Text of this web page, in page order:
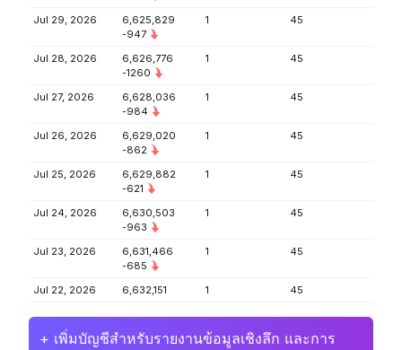
Jul 29, 2026
6,625,829
-947
1 45
Jul 28, 2026
6,626,776
-1260
1 45
Jul 27, 2026
6,628,036
-984
1 45
Jul 26, 2026
6,629,020
-862
1 45
Jul 25, 2026
6,629,882
-621
1 45
Jul 24, 2026
6,630,503
-963
1 45
Jul 23, 2026
6,631,466
-685
1 45
Jul 22, 2026 6,632,151 1 45
+ เพิ่มบัญชีสำหรับรายงานข้อมูลเชิงลึก และการ